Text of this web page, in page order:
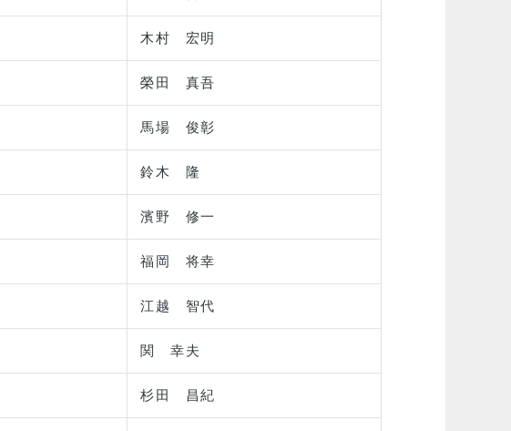
木村 宏明
榮田 真吾
馬場 俊彰
鈴木 隆
濱野 修一
福岡 将幸
江越 智代
関 幸夫
杉田 昌紀